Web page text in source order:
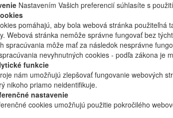
Nastavením Vašich preferencií súhlasíte s
pomáhajú, aby bola webová stránka
Webová stránka nemôže správne fungovať bez
spracúvania môže mať za následok nesprávne
nevyhnutných cookies - podľa zákona je
funkcie
nám umožňujú zlepšovať fungovanie webových
nikoho priamo neidentifikuje.
nastavenie
cookies umožňujú použitie pokročilého